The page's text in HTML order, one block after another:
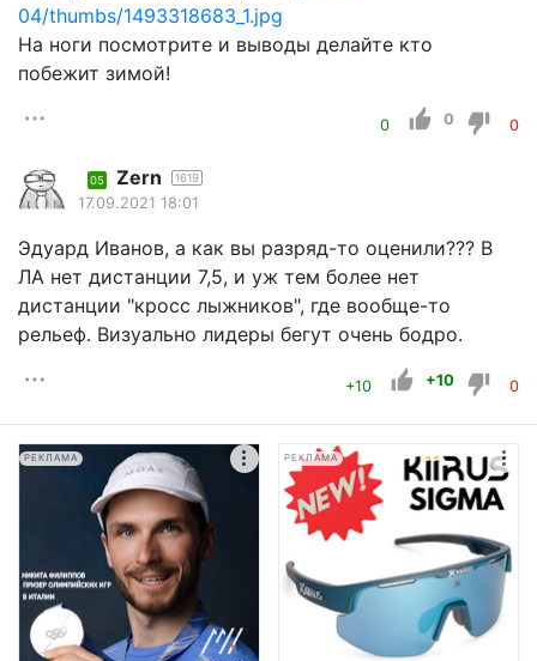
04/thumbs/1493318683_1.jpg
На ноги посмотрите и выводы делайте кто
побежит зимой!
0 0 0
05 Zern 1619
17.09.2021 18:01
Эдуард Иванов, а как вы разряд-то оценили??? В
ЛА нет дистанции 7,5, и уж тем более нет
дистанции "кросс лыжников", где вообще-то
рельеф. Визуально лидеры бегут очень бодро.
+10 +10 0
РЕКЛАМА РЕКЛАМА